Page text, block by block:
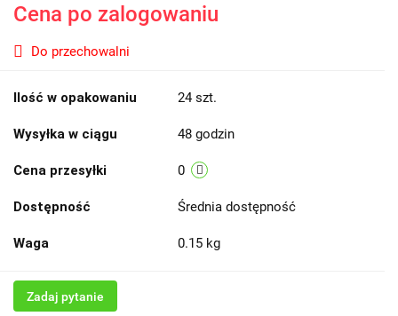
Cena po zalogowaniu
Do przechowalni
Ilość w opakowaniu 24 szt.
Wysyłka w ciągu 48 godzin
Cena przesyłki 0
Dostępność Średnia dostępność
Waga 0.15 kg
Zadaj pytanie